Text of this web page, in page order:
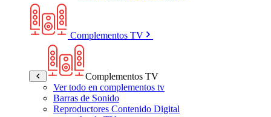
Complementos TV
Complementos TV
Ver todo en complementos tv
Barras de Sonido
Reproductores Contenido Digital